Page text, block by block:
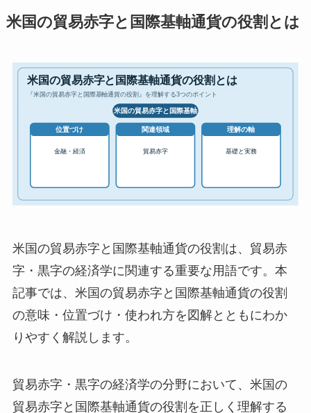
米国の貿易赤字と国際基軸通貨の役割とは
米国の貿易赤字と国際基軸通貨の役割は、貿易赤
字・黒字の経済学に関連する重要な用語です。本
記事では、米国の貿易赤字と国際基軸通貨の役割
の意味・位置づけ・使われ方を図解とともにわか
りやすく解説します。
貿易赤字・黒字の経済学の分野において、米国の
貿易赤字と国際基軸通貨の役割を正しく理解する